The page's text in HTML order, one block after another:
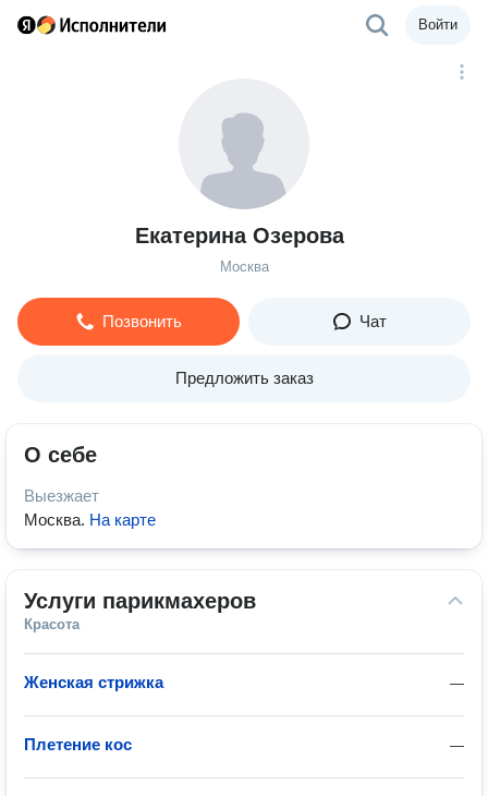
Войти
Екатерина Озерова
Москва
Позвонить Чат
Предложить заказ
О себе
Выезжает
Москва. На карте
Услуги парикмахеров
Красота
—
Женская стрижка
—
Плетение кос